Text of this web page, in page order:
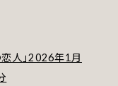
人」2026年1月